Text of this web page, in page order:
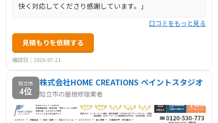
快く対応してくださり感謝しています。」
口コミをもっと見る
見積もりを依頼する
確認日：2026-07-21
知立市
4位
株式会社HOME CREATIONS ペイントスタジオ
知立市の屋根修理業者